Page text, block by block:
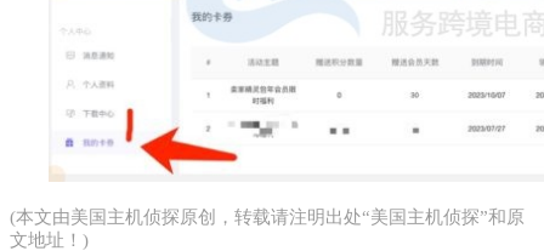
(本文由美国主机侦探原创，转载请注明出处“美国主机侦探”和原
文地址！)